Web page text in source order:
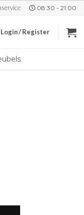
08:30 - 21:00
Login / Register